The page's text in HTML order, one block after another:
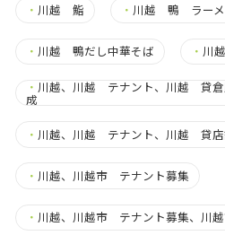
・ 川越 鮨 ・ 川越 鴨 ラー
・ 川越 鴨だし中華そば ・ 川
・ 川越、川越 テナント、川越 貸倉
成
・ 川越、川越 テナント、川越 貸店
・ 川越、川越市 テナント募集
・ 川越、川越市 テナント募集、川